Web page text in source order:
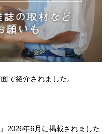
で紹介されました。
2026年6月に掲載されました